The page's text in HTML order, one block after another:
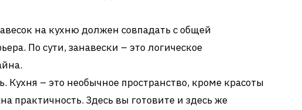
на кухню должен совпадать с общей
По сути, занавески – это логическое
Кухня – это необычное пространство, кроме красоты
практичность. Здесь вы готовите и здесь же